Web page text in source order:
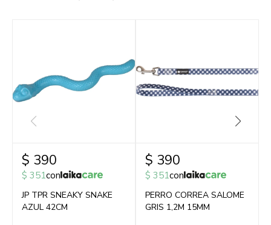
$ 390
$ 351con
JP TPR SNEAKY SNAKE
AZUL 42CM
$ 390
$ 351con
PERRO CORREA SALOME
GRIS 1,2M 15MM